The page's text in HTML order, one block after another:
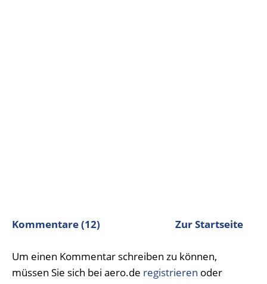
Kommentare (12) Zur Startseite
Um einen Kommentar schreiben zu können,
müssen Sie sich bei aero.de registrieren oder